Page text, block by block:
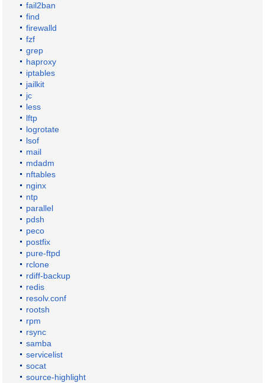
fail2ban
find
firewalld
fzf
grep
haproxy
iptables
jailkit
jc
less
lftp
logrotate
lsof
mail
mdadm
nftables
nginx
ntp
parallel
pdsh
peco
postfix
pure-ftpd
rclone
rdiff-backup
redis
resolv.conf
rootsh
rpm
rsync
samba
servicelist
socat
source-highlight